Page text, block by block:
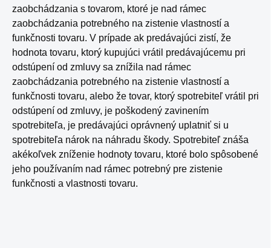
zaobchádzania s tovarom, ktoré je nad rámec
zaobchádzania potrebného na zistenie vlastností a
funkčnosti tovaru. V prípade ak predávajúci zistí, že
hodnota tovaru, ktorý kupujúci vrátil predávajúcemu pri
odstúpení od zmluvy sa znížila nad rámec
zaobchádzania potrebného na zistenie vlastností a
funkčnosti tovaru, alebo že tovar, ktorý spotrebiteľ vrátil pri
odstúpení od zmluvy, je poškodený zavinením
spotrebiteľa, je predávajúci oprávnený uplatniť si u
spotrebiteľa nárok na náhradu škody. Spotrebiteľ znáša
akékoľvek zníženie hodnoty tovaru, ktoré bolo spôsobené
jeho používaním nad rámec potrebný pre zistenie
funkčnosti a vlastnosti tovaru.